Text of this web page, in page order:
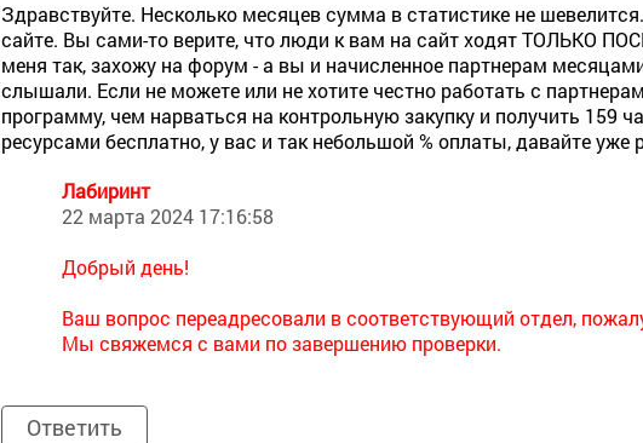
Здравствуйте. Несколько месяцев сумма в статистике не
сайте. Вы сами-то верите, что люди к вам на сайт ходят ТОЛЬКО
меня так, захожу на форум - а вы и начисленное партнерам
слышали. Если не можете или не хотите честно работать с
программу, чем нарваться на контрольную закупку и получить 159
ресурсами бесплатно, у вас и так небольшой % оплаты, давайте уже
Лабиринт
22 марта 2024 17:16:58
Добрый день!
Ваш вопрос переадресовали в соответствующий отдел,
Мы свяжемся с вами по завершению проверки.
Ответить